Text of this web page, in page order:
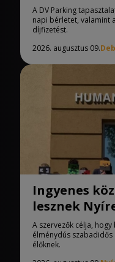
A DV Parking
napi bérletet, valamint
díjfizetést.
2026. augusztus 09.
Ingyenes
lesznek
A szervezők célja,
élménydús
élőknek.